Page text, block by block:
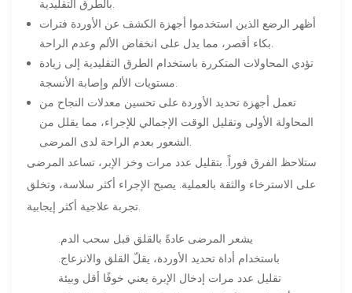
أظهر الرضع الذين استخدموا أجهزة الكشف عن الأوردة فترات
تؤدي المحاولات المتكررة باستخدام الطرق التقليدية إلى زيادة
تعمل أجهزة تحديد الأوردة على تحسين معدلات النجاح من
المحاولة الأولى وتقليل الوقت الإجمالي للإجراء، مما يقلل من
ستلاحظ الفرق فوراً. بتقليل عدد مرات وخز الإبر، تساعد المرضى
على الاسترخاء والثقة بالعملية. يصبح الإجراء أكثر سلاسة، وتخلق
يشعر المرضى عادةً بالقلق قبل سحب الدم.
باستخدام أداة تحديد الأوردة، يقلّ القلق والانزعاج.
تقليل عدد مرات إدخال الإبرة يعني خوفًا أقل وبيئة